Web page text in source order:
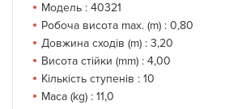
Модель : 40321
Робоча висота max. (m) : 0,80
Довжина сходів (m) : 3,20
Висота стійки (mm) : 4,00
Кількість ступенів : 10
Маса (kg) : 11,0